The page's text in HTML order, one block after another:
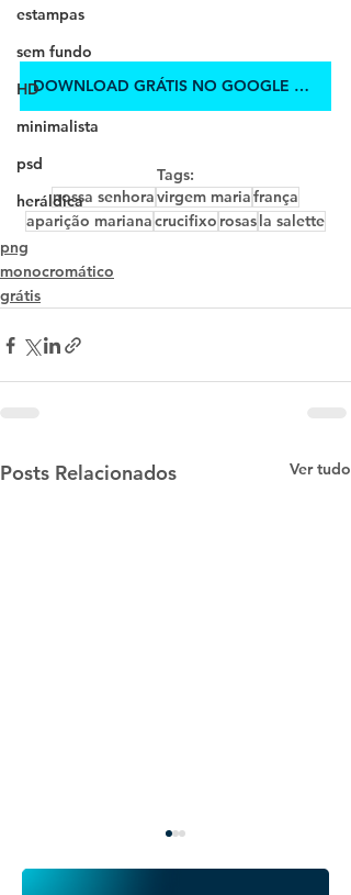
estampas
sem fundo
HD
minimalista
psd
heráldica
DOWNLOAD GRÁTIS NO GOOGLE DRIVE
Tags:
nossa senhoravirgem mariafrança
aparição marianacrucifixo rosasla salette
png
monocromático
grátis
Posts Relacionados Ver tudo